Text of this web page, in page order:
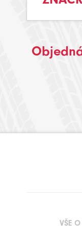
VŠE